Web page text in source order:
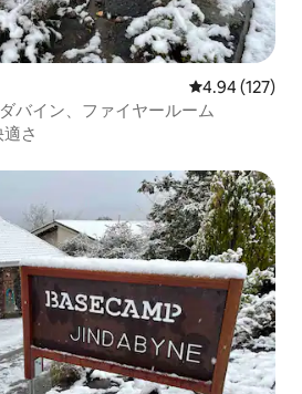
レビュー127
4.94 (127)
バイン、ファイヤールーム
さ
です。